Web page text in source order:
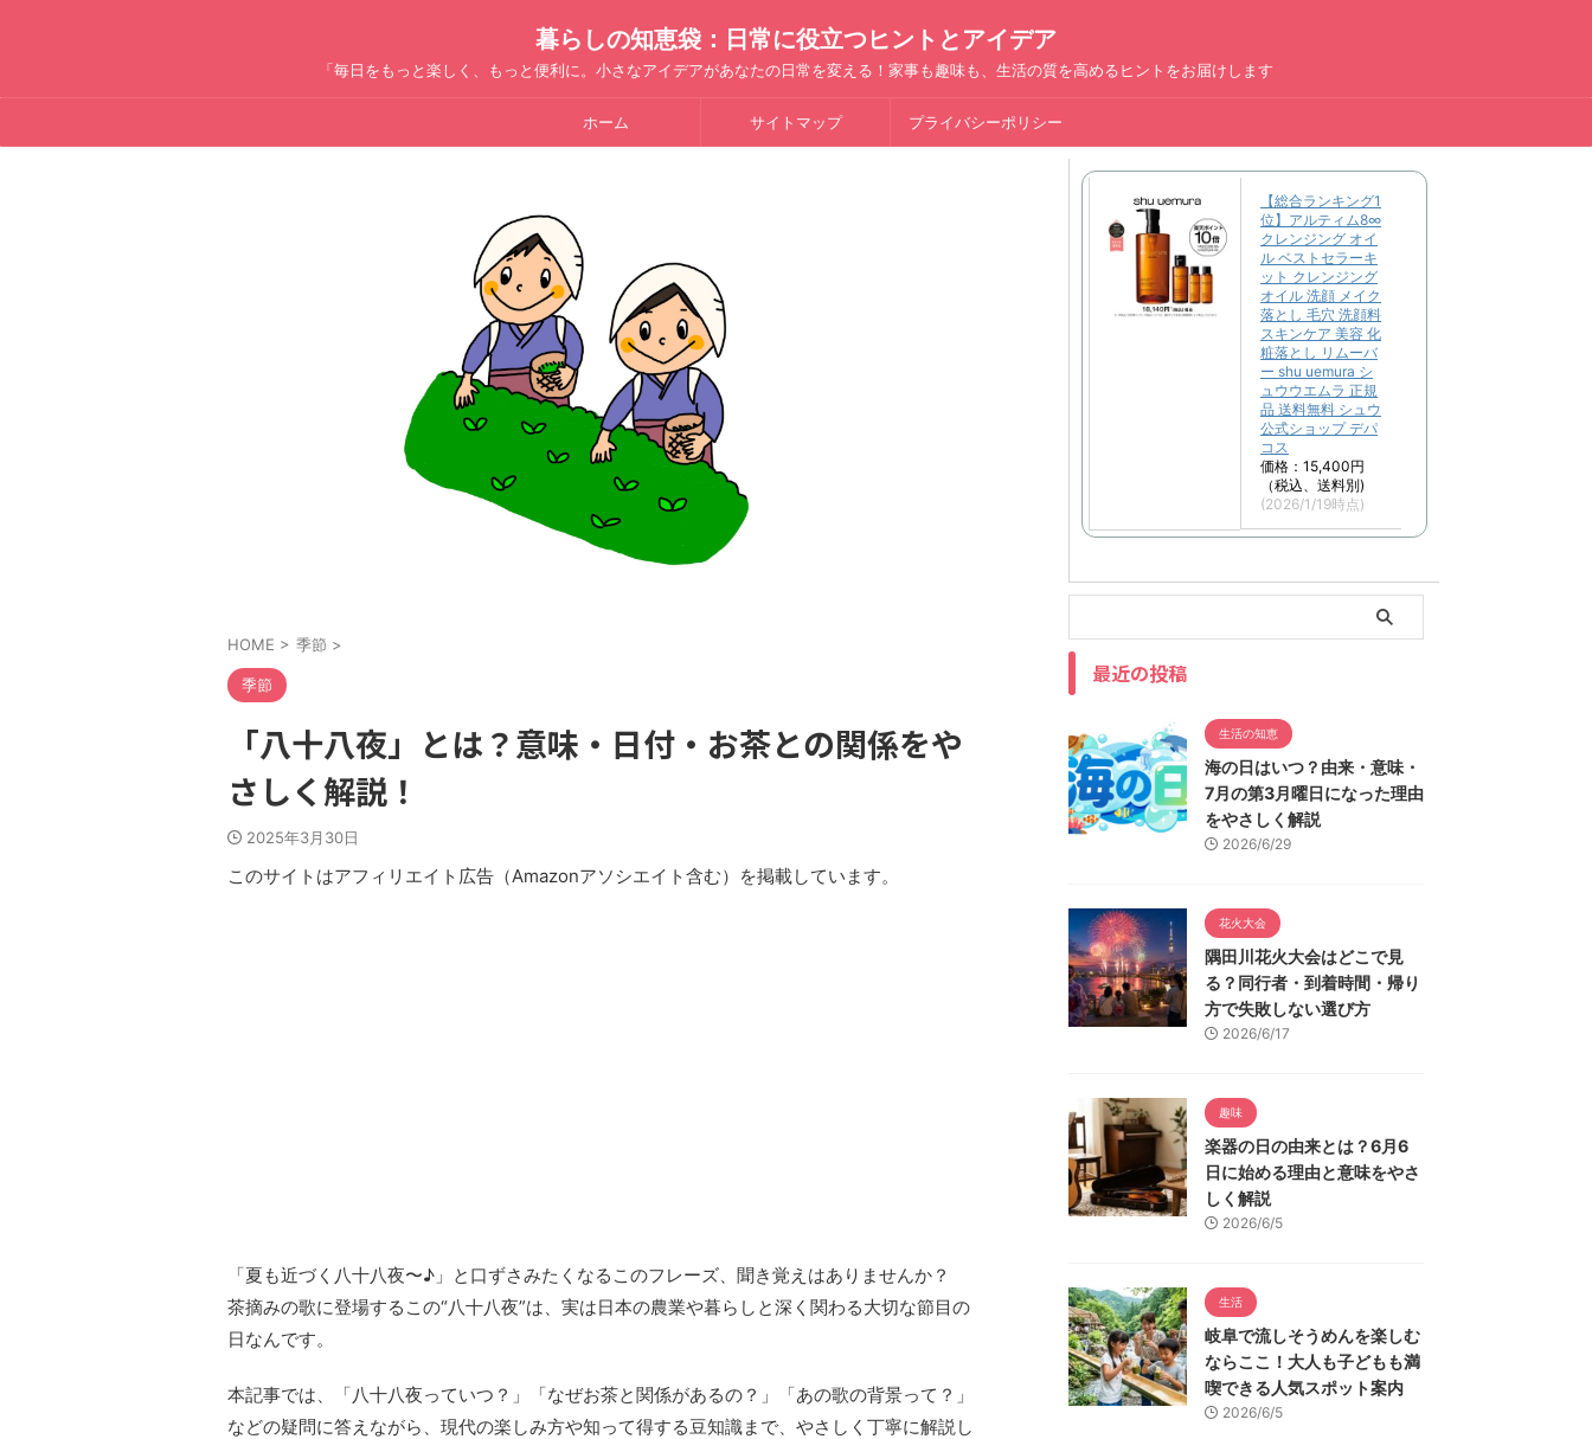
暮らしの知恵袋：日常に役立つヒントとアイデア
「毎日をもっと楽しく、もっと便利に。小さなアイデアがあなたの日常を変える！家事も趣味も、生活の質を高めるヒントをお届けします
ホーム サイトマップ プライバシーポリシー
HOME > 季節 >
季節
「八十八夜」とは？意味・日付・お茶との関係をや
さしく解説！
2025年3月30日
このサイトはアフィリエイト広告（Amazonアソシエイト含む）を掲載しています。
「夏も近づく八十八夜〜♪」と口ずさみたくなるこのフレーズ、聞き覚えはありませんか？
茶摘みの歌に登場するこの“八十八夜”は、実は日本の農業や暮らしと深く関わる大切な節目の
日なんです。
本記事では、「八十八夜っていつ？」「なぜお茶と関係があるの？」「あの歌の背景って？」
などの疑問に答えながら、現代の楽しみ方や知って得する豆知識まで、やさしく丁寧に解説し
【総合ランキング1
位】アルティム8∞
クレンジング オイ
ル ベストセラーキ
ット クレンジング
オイル 洗顔 メイク
落とし 毛穴 洗顔料
スキンケア 美容 化
粧落とし リムーバ
ー shu uemura シ
ュウウエムラ 正規
品 送料無料 シュウ
公式ショップ デパ
コス
価格：15,400円
（税込、送料別)
(2026/1/19時点)
最近の投稿
生活の知恵
海の日はいつ？由来・意味・
7月の第3月曜日になった理由
をやさしく解説
2026/6/29
花火大会
隅田川花火大会はどこで見
る？同行者・到着時間・帰り
方で失敗しない選び方
2026/6/17
趣味
楽器の日の由来とは？6月6
日に始める理由と意味をやさ
しく解説
2026/6/5
生活
岐阜で流しそうめんを楽しむ
ならここ！大人も子どもも満
喫できる人気スポット案内
2026/6/5